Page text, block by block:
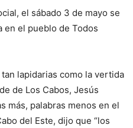
el sábado 3 de mayo se
en el pueblo de Todos
lapidarias como la vertida
de Los Cabos, Jesús
más, palabras menos en el
del Este, dijo que “los